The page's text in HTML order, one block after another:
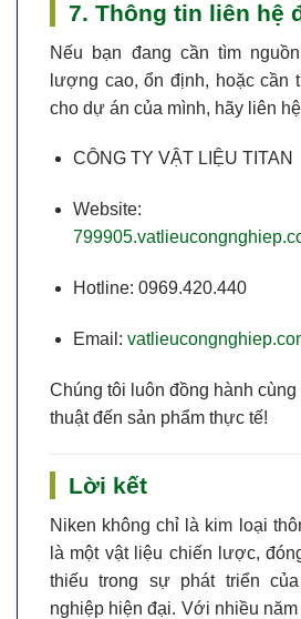
7. Thông tin liên hệ
Nếu bạn đang cần tìm
lượng cao, ổn định, hoặc cần
cho dự án của mình, hãy liên
CÔNG TY VẬT LIỆU TITAN
Website:
Hotline: 0969.420.440
Email:
Chúng tôi luôn đồng hành
thuật đến sản phẩm thực tế!
Lời kết
Niken không chỉ là kim loại
là một vật liệu chiến lược,
thiếu trong sự phát triển
nghiệp hiện đại. Với nhiều